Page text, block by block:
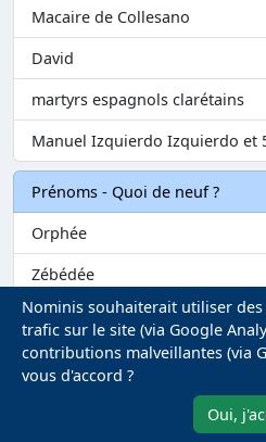
Macaire de Collesano
David
martyrs espagnols clarétains
Manuel Izquierdo Izquierdo et
Prénoms - Quoi de neuf ?
Orphée
Zébédée
Melvil
Matilin
Mentions légales-
Nominis souhaiterait utiliser
trafic sur le site (via Google
contributions malveillantes (via
vous d'accord ?
Oui,